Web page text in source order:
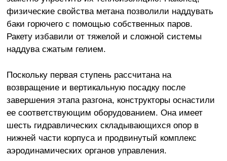
физические свойства метана позволили наддувать
баки горючего с помощью собственных паров.
Ракету избавили от тяжелой и сложной системы
наддува сжатым гелием.
Поскольку первая ступень рассчитана на
возвращение и вертикальную посадку после
завершения этапа разгона, конструкторы оснастили
ее соответствующим оборудованием. Она имеет
шесть гидравлических складывающихся опор в
нижней части корпуса и продвинутый комплекс
аэродинамических органов управления.